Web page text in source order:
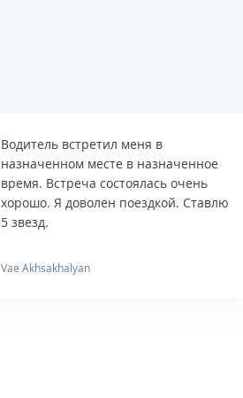
Водитель встретил меня в
назначенном месте в назначенное
время. Встреча состоялась очень
хорошо. Я доволен поездкой. Ставлю
5 звезд.
Vae Akhsakhalyan